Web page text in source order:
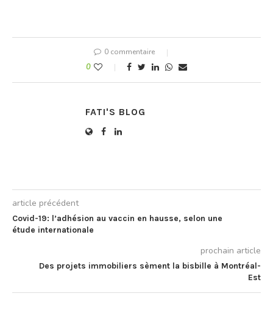
tramway ont entraîné la0 commentaire
0
FATI'S BLOG
article précédent
Covid-19: l’adhésion au vaccin en hausse, selon une
étude internationale
prochain article
Des projets immobiliers sèment la bisbille à Montréal-
Est